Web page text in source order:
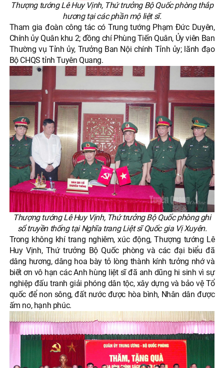
Thượng tướng Lê Huy Vịnh, Thứ trưởng Bộ Quốc phòng thắp
hương tại các phần mộ liệt sĩ.
Tham gia đoàn công tác có Trung tướng Phạm Đức Duyên,
Chính ủy Quân khu 2; đồng chí Phùng Tiến Quân, Ủy viên Ban
Thường vụ Tỉnh ủy, Trưởng Ban Nội chính Tỉnh ủy; lãnh đạo
Bộ CHQS tỉnh Tuyên Quang.
Thượng tướng Lê Huy Vịnh, Thứ trưởng Bộ Quốc phòng ghi
sổ truyền thống tại Nghĩa trang Liệt sĩ Quốc gia Vị Xuyên.
Trong không khí trang nghiêm, xúc động, Thượng tướng Lê
Huy Vịnh, Thứ trưởng Bộ Quốc phòng và các đại biểu đã
dâng hương, dâng hoa bày tỏ lòng thành kính tưởng nhớ và
biết ơn vô hạn các Anh hùng liệt sĩ đã anh dũng hi sinh vì sự
nghiệp đấu tranh giải phóng dân tộc, xây dựng và bảo vệ Tổ
quốc để non sông, đất nước được hòa bình, Nhân dân được
ấm no, hạnh phúc.